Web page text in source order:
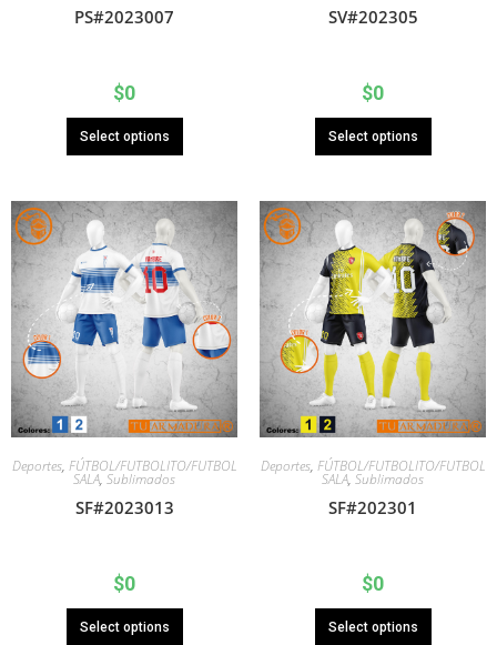
PS#2023007
$0
Select options
SV#202305
$0
Select options
Deportes, FÚTBOL/FUTBOLITO/FUTBOL
SALA, Sublimados
SF#2023013
$0
Select options
Deportes, FÚTBOL/FUTBOLITO/FUTBOL
SALA, Sublimados
SF#202301
$0
Select options